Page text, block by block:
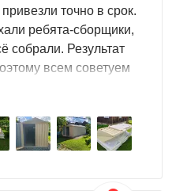
точно в срок.
ребята-сборщики,
собрали. Результат
всем советуем